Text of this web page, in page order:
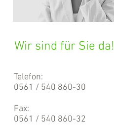
Wir sind für Sie da!
Telefon:
0561 / 540 860-30
Fax:
0561 / 540 860-32